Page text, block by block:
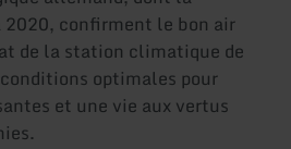
2020, confirment le bon air
de la station climatique de
optimales pour
et une vie aux vertus